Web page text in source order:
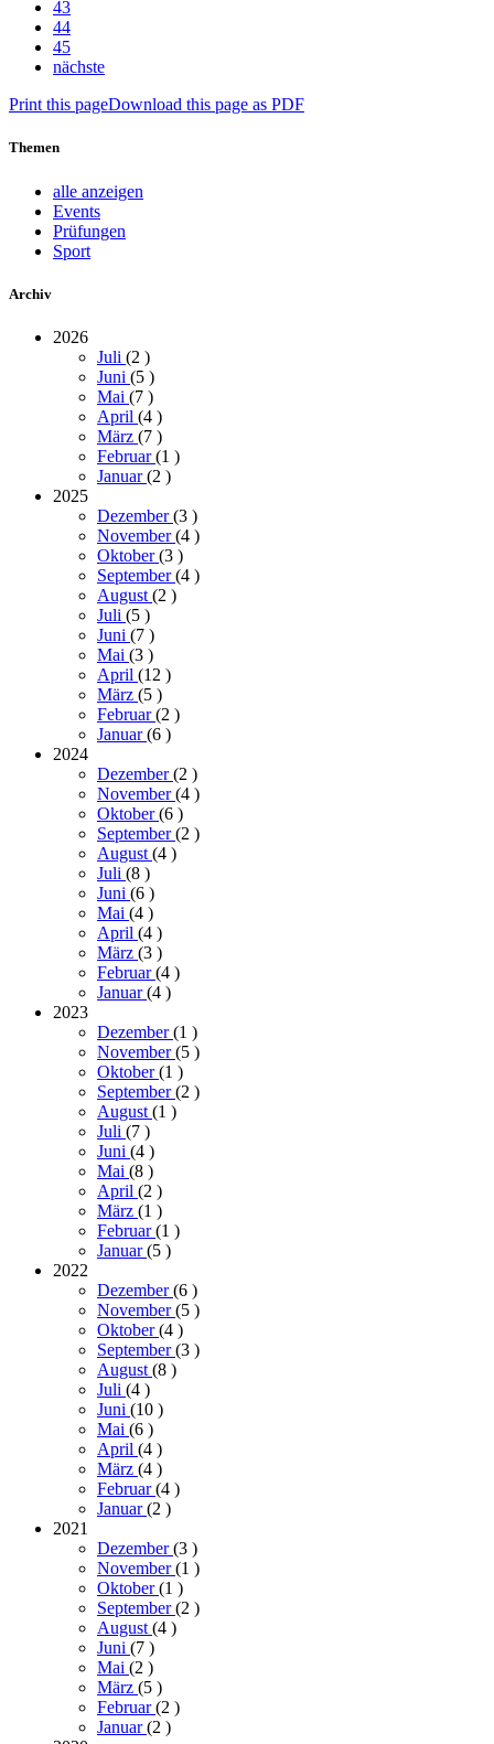
43
44
45
nächste
Print this pageDownload this page as PDF
Themen
alle anzeigen
Events
Prüfungen
Sport
Archiv
2026
Juli (2 )
Juni (5 )
Mai (7 )
April (4 )
März (7 )
Februar(1 )
Januar(2 )
2025
Dezember(3 )
November(4 )
Oktober(3 )
September(4 )
August (2 )
Juli (5 )
Juni (7 )
Mai (3 )
April (12 )
März (5 )
Februar(2 )
Januar(6 )
2024
Dezember(2 )
November(4 )
Oktober(6 )
September(2 )
August (4 )
Juli (8 )
Juni (6 )
Mai (4 )
April (4 )
März (3 )
Februar(4 )
Januar(4 )
2023
Dezember(1 )
November(5 )
Oktober(1 )
September(2 )
August (1 )
Juli (7 )
Juni (4 )
Mai (8 )
April (2 )
März (1 )
Februar(1 )
Januar(5 )
2022
Dezember(6 )
November(5 )
Oktober(4 )
September(3 )
August (8 )
Juli (4 )
Juni (10 )
Mai (6 )
April (4 )
März (4 )
Februar(4 )
Januar(2 )
2021
Dezember(3 )
November(1 )
Oktober(1 )
September(2 )
August (4 )
Juni (7 )
Mai (2 )
März (5 )
Februar(2 )
Januar(2 )